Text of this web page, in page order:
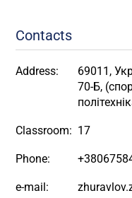
Contacts
Address:
69011,
70-Б,
Classroom: 17
Phone:
e-mail: